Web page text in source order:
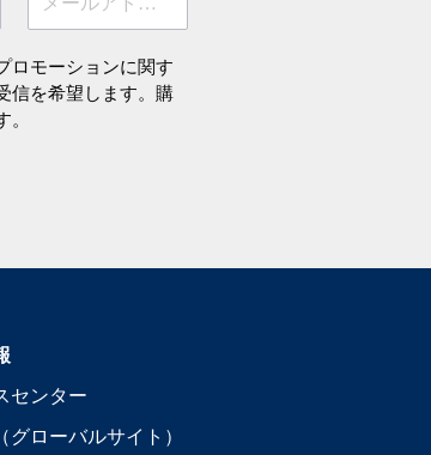
ロモーションに関す
信を希望します。購
センター
グローバルサイト）